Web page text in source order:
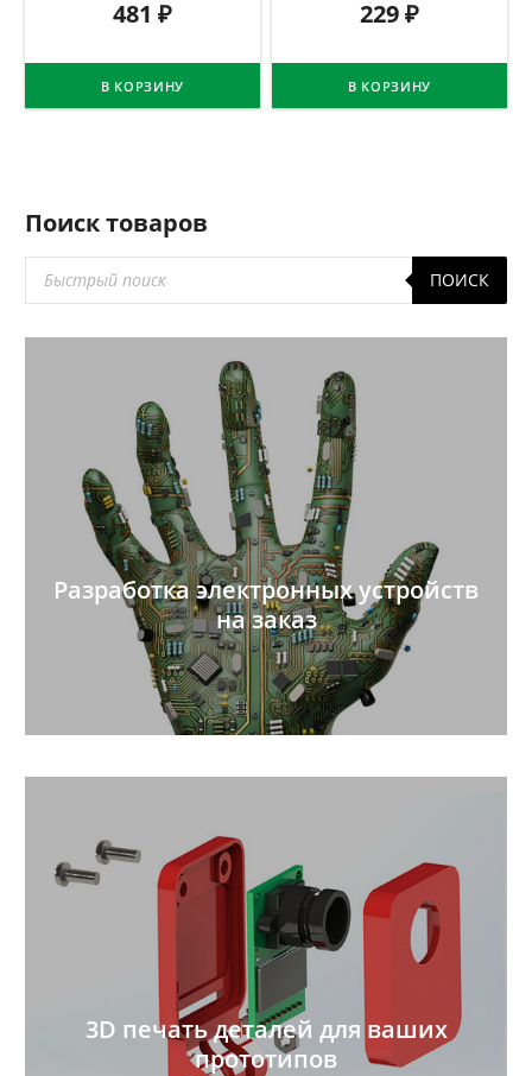
481 ₽
В КОРЗИНУ
229₽
В КОРЗИНУ
Поиск товаров
товаров
ПОИСК
Разработка электронных устройств
на заказ
3D печать деталей для ваших
прототипов